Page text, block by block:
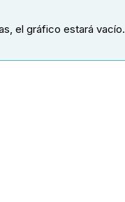
el gráfico estará vacío.